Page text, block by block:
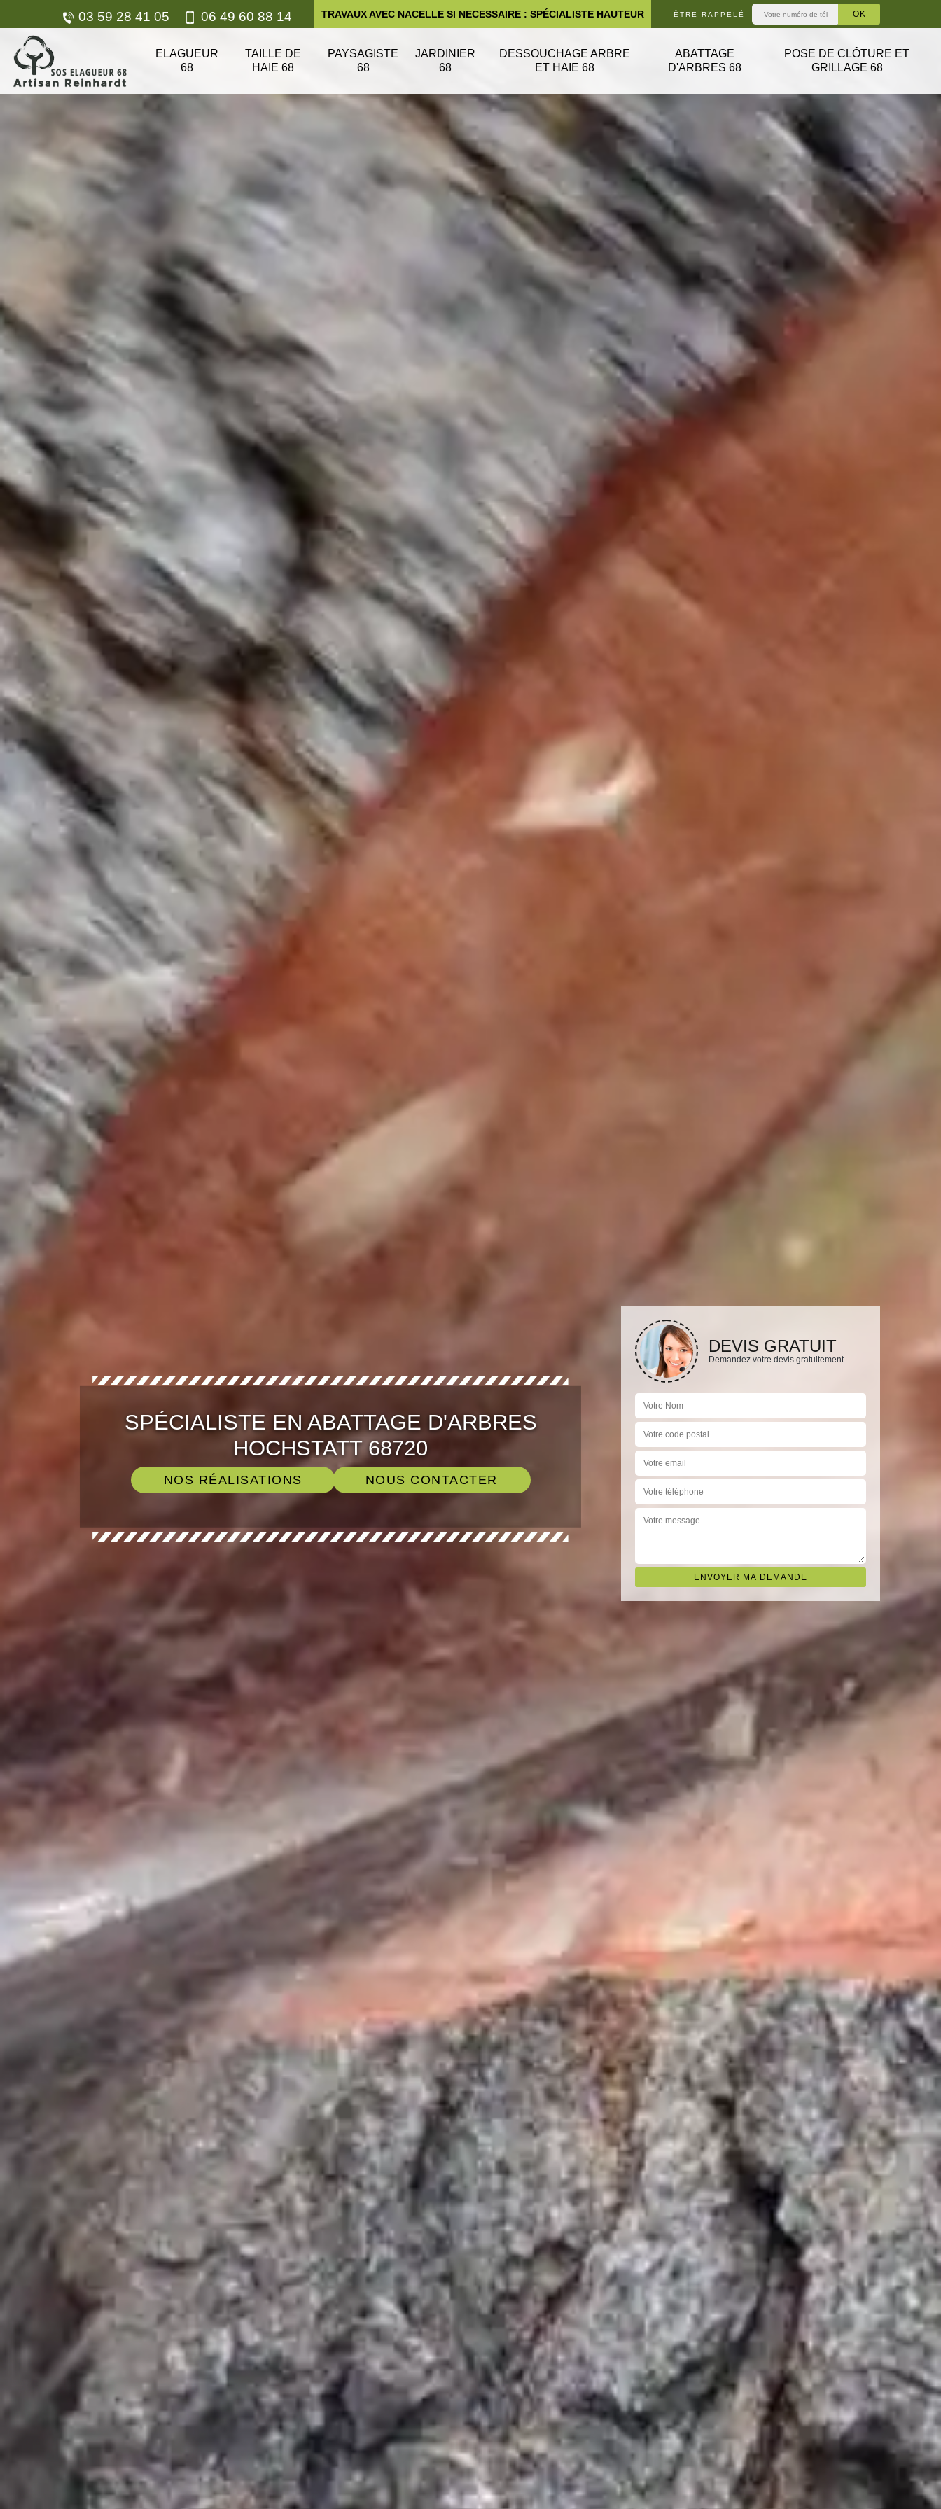
03 59 28 41 05 06 49 60 88 14 TRAVAUX AVEC NACELLE SI NECESSAIRE : SPÉCIALISTE HAUTEUR ÊTRE RAPPELÉ
ELAGUEUR
68
TAILLE DE
HAIE 68
PAYSAGISTE
68
JARDINIER
68
DESSOUCHAGE ARBRE
ET HAIE 68
ABATTAGE
D'ARBRES 68
POSE DE CLÔTURE ET
GRILLAGE 68
SPÉCIALISTE EN ABATTAGE D'ARBRES
HOCHSTATT 68720
NOS RÉALISATIONS NOUS CONTACTER
DEVIS GRATUIT
Demandez votre devis gratuitement